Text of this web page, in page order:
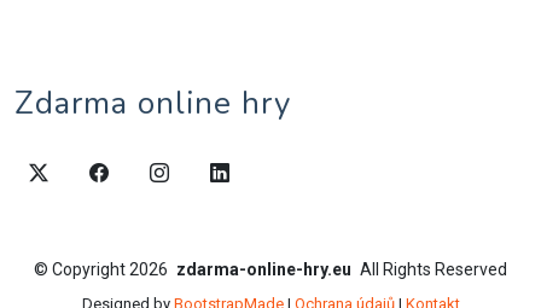
Zdarma online hry
© Copyright2026 zdarma-online-hry.eu All Rights Reserved
Designed by BootstrapMade| Ochrana údajů| Kontakt